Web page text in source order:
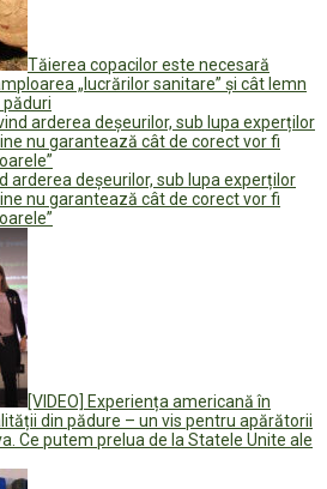
Tăierea copacilor este necesară
„lucrărilor sanitare” și cât lemn
arderea deșeurilor, sub lupa experților
nu garantează cât de corect vor fi
[VIDEO] Experiența americană în
din pădure – un vis pentru apărătorii
Ce putem prelua de la Statele Unite ale